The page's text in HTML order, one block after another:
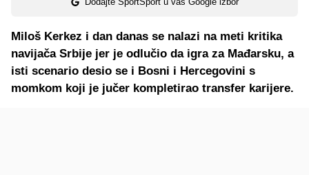
Miloš Kerkez i dan danas se nalazi na meti kritika
navijača Srbije jer je odlučio da igra za Mađarsku, a
isti scenario desio se i Bosni i Hercegovini s
momkom koji je jučer kompletirao transfer karijere.